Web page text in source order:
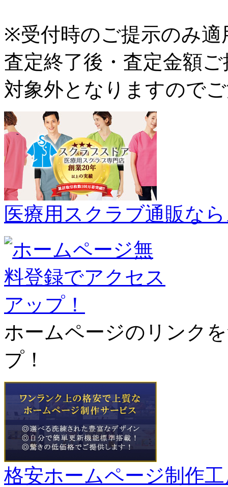
※受付時のご提示のみ適
査定終了後・査定金額
対象外となりますので
医療用スクラブ通販な
ホームページのリンク
プ！
格安ホームページ制作